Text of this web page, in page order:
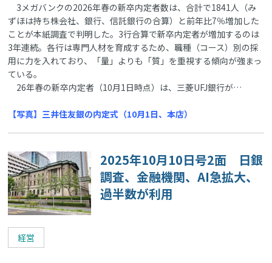
3メガバンクの2026年春の新卒内定者数は、合計で1841人（み
ずほは持ち株会社、銀行、信託銀行の合算）と前年比7％増加した
ことが本紙調査で判明した。3行合算で新卒内定者が増加するのは
3年連続。各行は専門人材を育成するため、職種（コース）別の採
用に力を入れており、「量」よりも「質」を重視する傾向が強まっ
ている。
26年春の新卒内定者（10月1日時点）は、三菱UFJ銀行が…
【写真】三井住友銀の内定式（10月1日、本店）
2025年10月10日号2面 日銀
調査、金融機関、AI急拡大、
過半数が利用
経営